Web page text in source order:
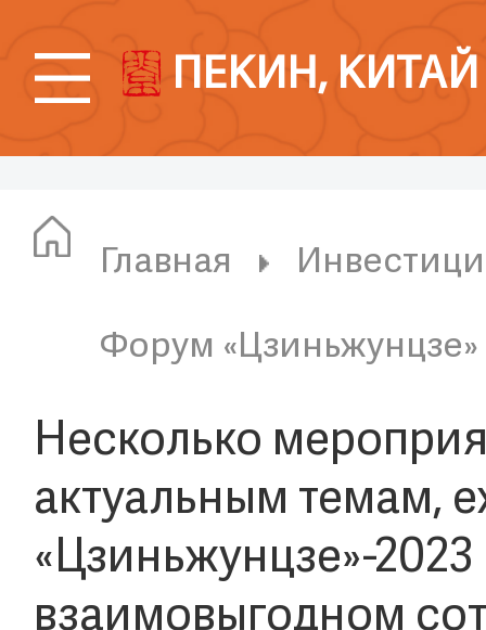
ПЕКИН, КИТАЙ
Главная
Форум «Цзиньжунцзе»
Несколько
актуальным темам,
«Цзиньжунцзе»-
взаимовыгодном